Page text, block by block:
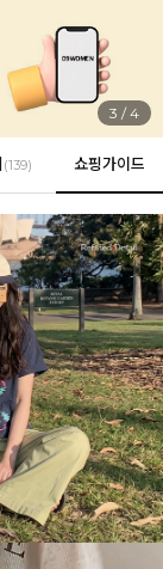
4 /4
(139) 쇼핑가이드